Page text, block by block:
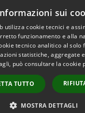
di accessibilità
Villa
sui
utilizza cookie tecnici e
funzionamento e alla
tecnico analitico al solo
statistiche, aggregate
può consultare la cookie
TUTTO
MOSTRA DETTAGLI